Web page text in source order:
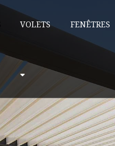
VOLETS FENÊTRES